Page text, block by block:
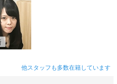
他スタッフも多数在籍しています